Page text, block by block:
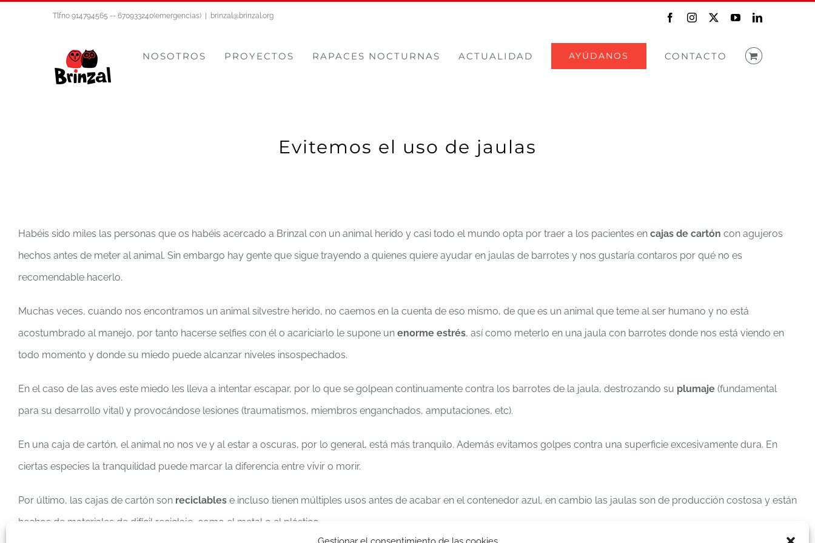
Tlfno 914794565 -- 670933240(emergencias) brinzal@brinzal.org FacebookInstagram YouTubeLinkedIn
NOSOTROS PROYECTOS RAPACES NOCTURNAS ACTUALIDAD AYÚDANOS CONTACTO
Evitemos el uso de jaulas
Habéis sido miles las personas que os habéis acercado a Brinzal con un animal herido y casi todo el mundo opta por traer a los pacientes en cajas de cartón con agujeros
hechos antes de meter al animal. Sin embargo hay gente que sigue trayendo a quienes quiere ayudar en jaulas de barrotes y nos gustaría contaros por qué no es
recomendable hacerlo.
Muchas veces, cuando nos encontramos un animal silvestre herido, no caemos en la cuenta de eso mismo, de que es un animal que teme al ser humano y no está
acostumbrado al manejo, por tanto hacerse selfies con él o acariciarlo le supone un enorme estrés, así como meterlo en una jaula con barrotes donde nos está viendo en
todo momento y donde su miedo puede alcanzar niveles insospechados.
En el caso de las aves este miedo les lleva a intentar escapar, por lo que se golpean continuamente contra los barrotes de la jaula, destrozando su plumaje (fundamental
para su desarrollo vital) y provocándose lesiones (traumatismos, miembros enganchados, amputaciones, etc).
En una caja de cartón, el animal no nos ve y al estar a oscuras, por lo general, está más tranquilo. Además evitamos golpes contra una superficie excesivamente dura. En
ciertas especies la tranquilidad puede marcar la diferencia entre vivir o morir.
Por último, las cajas de cartón son reciclables e incluso tienen múltiples usos antes de acabar en el contenedor azul, en cambio las jaulas son de producción costosa y están
hechos de materiales de difícil reciclaje, como el metal o el plástico.